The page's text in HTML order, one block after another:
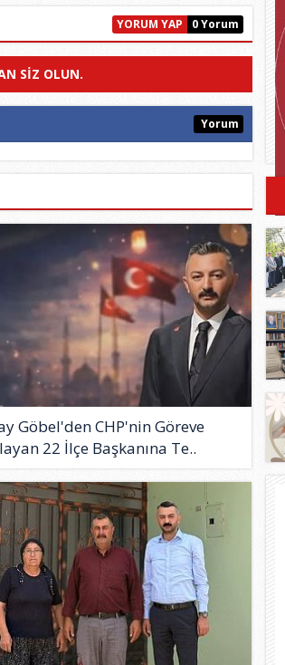
0 Yorum
YORUM YAP
SIZ OLUN.
Yorum
Göbel'den CHP'nin Göreve
22 İlçe Başkanına Te..